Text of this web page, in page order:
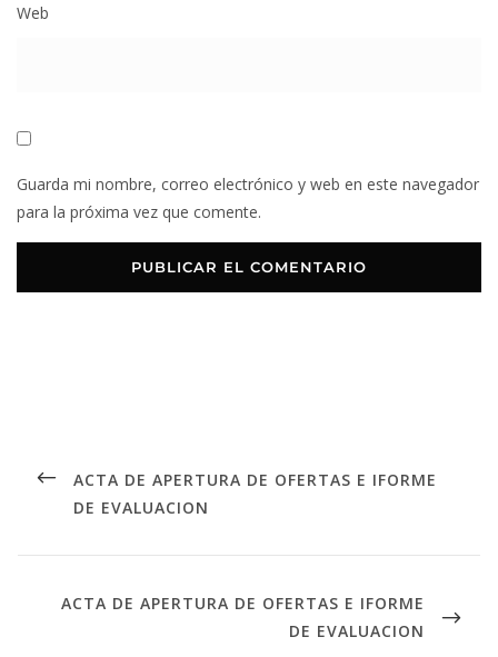
Web
Guarda mi nombre, correo electrónico y web en este navegador
para la próxima vez que comente.
ACTA DE APERTURA DE OFERTAS E IFORME
DE EVALUACION
ACTA DE APERTURA DE OFERTAS E IFORME
DE EVALUACION